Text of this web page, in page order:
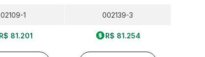
1
R$ 81.201
002139-3
R$ 81.254